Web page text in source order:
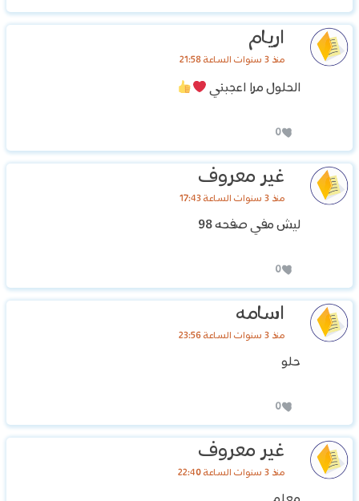
اريام
منذ 3 سنوات الساعة 21:58
الحلول مرا اعجبني
0
غير معروف
منذ 3 سنوات الساعة 17:43
ليش مفي صفحه 98
0
اسامه
منذ 3 سنوات الساعة 23:56
حلو
0
غير معروف
منذ 3 سنوات الساعة 22:40